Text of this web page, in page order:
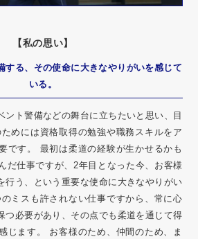
【私の思い】
する、その使命に大きなやりがいを感じて
いる。
ント警備などの舞台に立ちたいと思い、目
めには資格取得の勉強や職務スキルをア
です。 最初は柔道の経験が生かせるかも
だ仕事ですが、2年目となった今、お客様
行う、という重要な使命に大きなやりがい
ミスも許されない仕事ですから、常に心
つ必要があり、その点でも柔道を通じて得
じます。 お客様のため、仲間のため、ま